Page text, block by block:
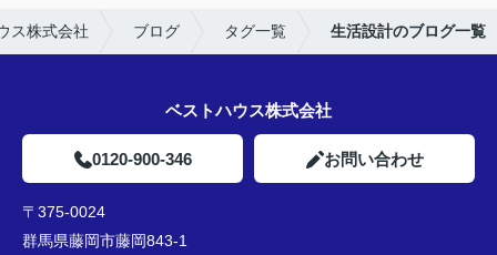
ス株式会社 ブログ タグ一覧 生活設計のブログ一覧
ベストハウス株式会社
0120-900-346 お問い合わせ
〒375-0024
群馬県藤岡市藤岡843-1